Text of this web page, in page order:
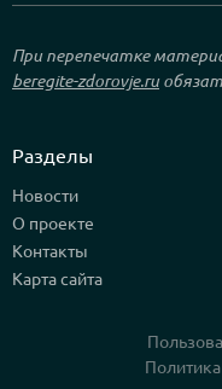
При перепечатке
beregite-zdorovje.ru
Разделы
Новости
О проекте
Контакты
Карта сайта